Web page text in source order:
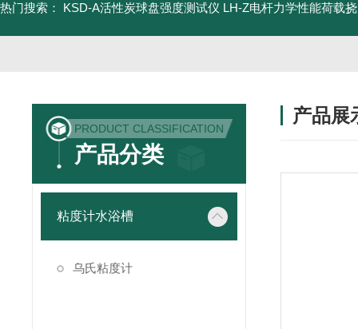
热门搜索： KSD-A活性炭球盘强度测试仪 LH-Z电杆力学性能荷载
PRODUCT CLASSIFICATION
产品分类
粘度计水浴槽
乌氏粘度计
产品展